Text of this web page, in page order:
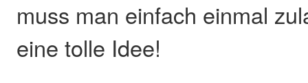
muss man einfach einmal
eine tolle Idee!